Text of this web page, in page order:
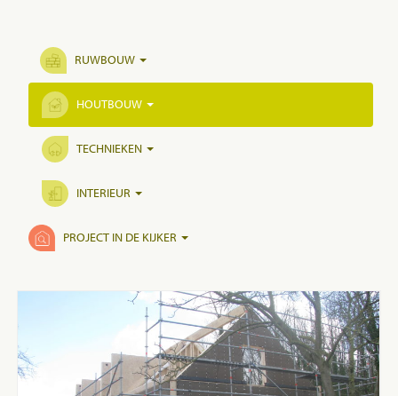
RUWBOUW
HOUTBOUW
TECHNIEKEN
INTERIEUR
PROJECT IN DE KIJKER